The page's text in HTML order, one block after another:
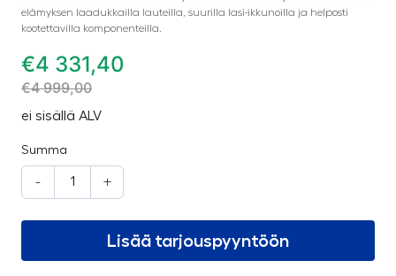
elämyksen laadukkailla lauteilla, suurilla lasi-ikkunoilla ja helposti
kootettavilla komponenteilla.
€4 331,40
€4 999,00
ei sisällä ALV
Summa
- +
Lisää tarjouspyyntöön